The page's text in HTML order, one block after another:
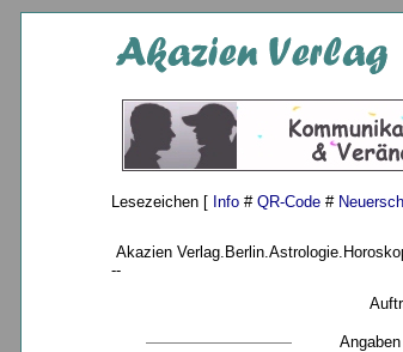
Lesezeichen [ Info # QR-Code #
Akazien
--